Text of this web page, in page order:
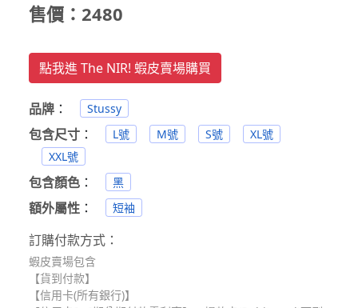
售價：2480
點我進 The NIR! 蝦皮賣場購買
品牌 ： Stussy
包含尺寸 ： L號 M號 S號
XL號
XXL號
包含顏色 ： 黑
額外屬性 ： 短袖
訂購付款方式：
蝦皮賣場包含
【貨到付款】
【信用卡(所有銀行)】